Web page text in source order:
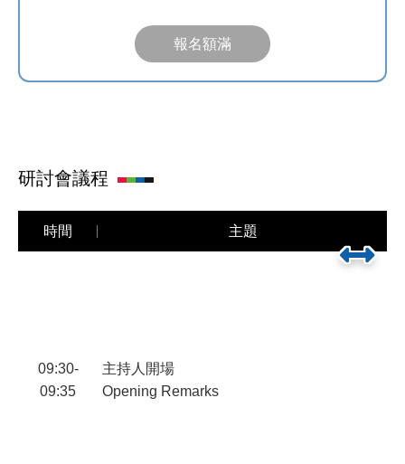
報名額滿
研討會議程
時間 主題
09:30-
09:35
主持人開場
Opening Remarks